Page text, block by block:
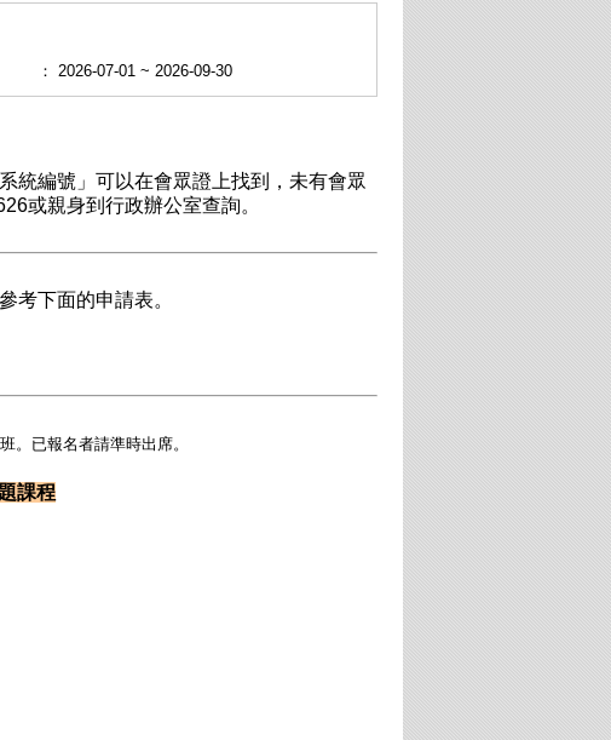
： 2026-07-01 ~ 2026-09-30
統編號」可以在會眾證上找到，未有會眾
或親身到行政辦公室查詢。
考下面的申請表。
。已報名者請準時出席。
課程